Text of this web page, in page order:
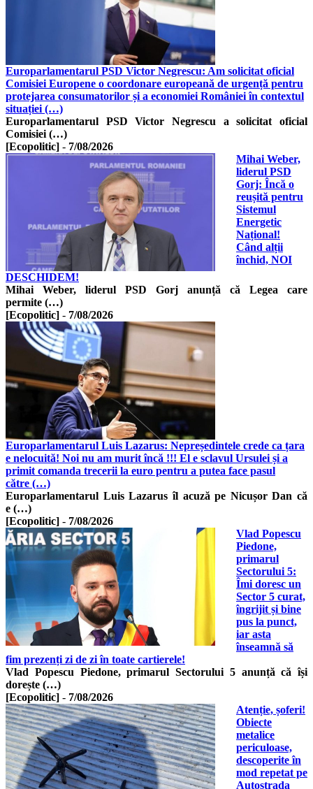
Europarlamentarul PSD Victor Negrescu: Am solicitat oficial
Comisiei Europene o coordonare europeană de urgență pentru
protejarea consumatorilor și a economiei României în contextul
situației (…)
Europarlamentarul PSD Victor Negrescu a solicitat oficial
Comisiei (…)
[Ecopolitic] - 7/08/2026
Mihai Weber,
liderul PSD
Gorj: Încă o
reușită pentru
Sistemul
Energetic
Național!
Când alții
închid, NOI
DESCHIDEM!
Mihai Weber, liderul PSD Gorj anunță că Legea care
permite (…)
[Ecopolitic] - 7/08/2026
Europarlamentarul Luis Lazarus: Nepreședintele crede ca țara
e nelocuită! Noi nu am murit încă !!! El e sclavul Ursulei și a
primit comanda trecerii la euro pentru a putea face pasul
către (…)
Europarlamentarul Luis Lazarus îl acuză pe Nicușor Dan că
e (…)
[Ecopolitic] - 7/08/2026
Vlad Popescu
Piedone,
primarul
Sectorului 5:
Îmi doresc un
Sector 5 curat,
îngrijit și bine
pus la punct,
iar asta
înseamnă să
fim prezenți zi de zi în toate cartierele!
Vlad Popescu Piedone, primarul Sectorului 5 anunță că își
dorește (…)
[Ecopolitic] - 7/08/2026
Atenție, șoferi!
Obiecte
metalice
periculoase,
descoperite în
mod repetat pe
Autostrada